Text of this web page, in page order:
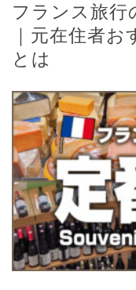
フランス旅行
｜元在住者
とは